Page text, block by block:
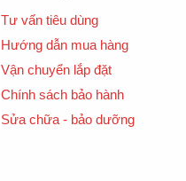
Tư vấn tiêu dùng
Hướng dẫn mua hàng
Vận chuyển lắp đặt
Chính sách bảo hành
Sửa chữa - bảo dưỡng